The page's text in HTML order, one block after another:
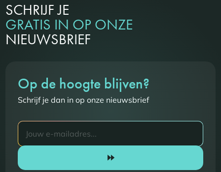
SCHRIJF JE
GRATIS IN OP ONZE
NIEUWSBRIEF
Op de hoogte blijven?
Schrijf je dan in op onze nieuwsbrief